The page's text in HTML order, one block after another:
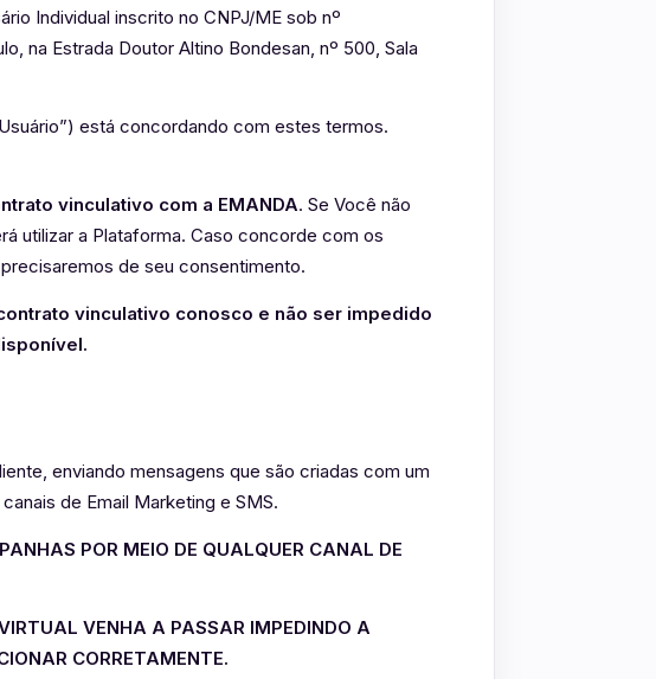
Individual inscrito no CNPJ/ME sob nº
na Estrada Doutor Altino Bondesan, nº 500, Sala
está concordando com estes termos.
vinculativo com a EMANDA. Se Você não
utilizar a Plataforma. Caso concorde com os
de seu consentimento.
vinculativo conosco e não ser impedido
enviando mensagens que são criadas com um
de Email Marketing e SMS.
POR MEIO DE QUALQUER CANAL DE
VENHA A PASSAR IMPEDINDO A
CORRETAMENTE.